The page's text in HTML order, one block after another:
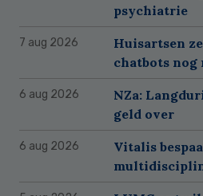
psychiatrie
7 aug 2026
Huisartsen
chatbots
6 aug 2026
NZa:
geld over
6 aug 2026
Vitalis